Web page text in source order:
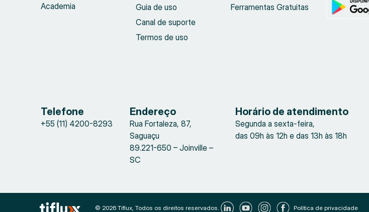
Academia
Guia de uso
Canal de suporte
Termos de uso
Ferramentas Gratuitas
Telefone
+55 (11) 4200-8293
Endereço
Rua Fortaleza, 87,
Saguaçu
89.221-650 – Joinville –
SC
Horário de atendimento
Segunda a sexta-feira,
das 09h às 12h e das 13h às 18h
© 2026 Tiflux, Todos os direitos reservados. Política de privacidade